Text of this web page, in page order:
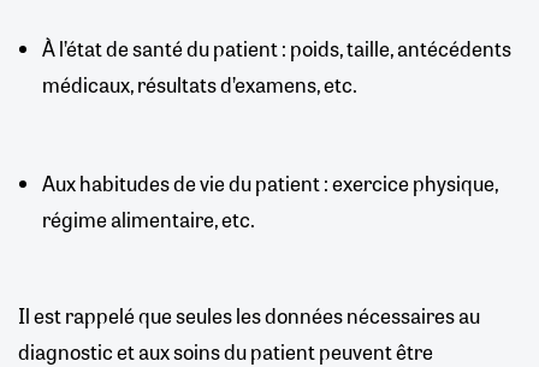
À l’état de santé du patient : poids, taille, antécédents
médicaux, résultats d’examens, etc.
Aux habitudes de vie du patient : exercice physique,
régime alimentaire, etc.
Il est rappelé que seules les données nécessaires au
diagnostic et aux soins du patient peuvent être